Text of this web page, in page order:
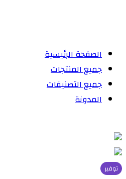
الصفحة الرئيسية
جميع المنتجات
جميع التصنيفات
المدونة
توفير